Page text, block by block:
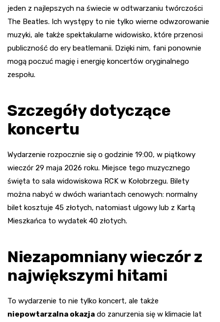
jeden z najlepszych na świecie w odtwarzaniu twórczości
The Beatles. Ich występy to nie tylko wierne odwzorowanie
muzyki, ale także spektakularne widowisko, które przenosi
publiczność do ery beatlemanii. Dzięki nim, fani ponownie
mogą poczuć magię i energię koncertów oryginalnego
zespołu.
Szczegóły dotyczące
koncertu
Wydarzenie rozpocznie się o godzinie 19:00, w piątkowy
wieczór 29 maja 2026 roku. Miejsce tego muzycznego
święta to sala widowiskowa RCK w Kołobrzegu. Bilety
można nabyć w dwóch wariantach cenowych: normalny
bilet kosztuje 45 złotych, natomiast ulgowy lub z Kartą
Mieszkańca to wydatek 40 złotych.
Niezapomniany wieczór z
największymi hitami
To wydarzenie to nie tylko koncert, ale także
niepowtarzalna okazja do zanurzenia się w klimacie lat